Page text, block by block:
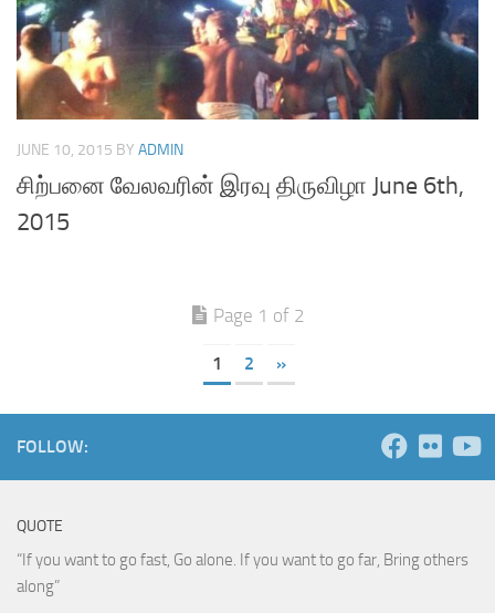
JUNE 10, 2015 BY ADMIN
சிற்பனை வேலவரின் இரவு திருவிழா June 6th,
2015
Page 1 of 2
1 2 »
FOLLOW:
QUOTE
“If you want to go fast, Go alone. If you want to go far, Bring others
along”